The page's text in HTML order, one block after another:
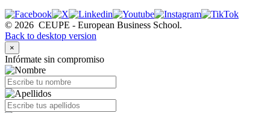
© 2026 CEUPE - European Business School.
Back to desktop version
×
Infórmate sin compromiso